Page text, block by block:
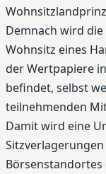
Demnach wird
Wohnsitz eines
der Wertpapiere
befindet, selbst
teilnehmenden
Damit wird eine
Börsenstandortes